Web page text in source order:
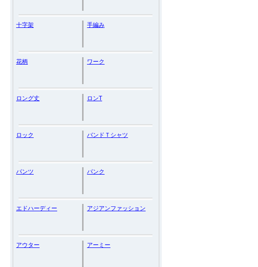
十字架 手編み
花柄 ワーク
ロング丈 ロンT
ロック バンドＴシャツ
パンツ パンク
エドハーディー アジアンファッション
アウター アーミー